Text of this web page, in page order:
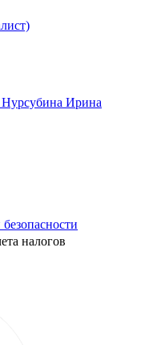
Нурсубина Ирина
налогов